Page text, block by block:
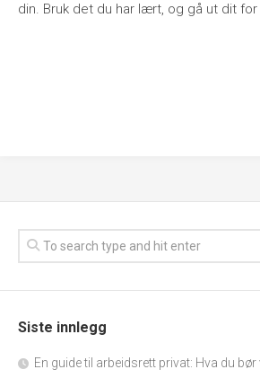
din. Bruk det du har lært, og gå ut dit
Siste innlegg
En guide til arbeidsrett privat: Hva du bør